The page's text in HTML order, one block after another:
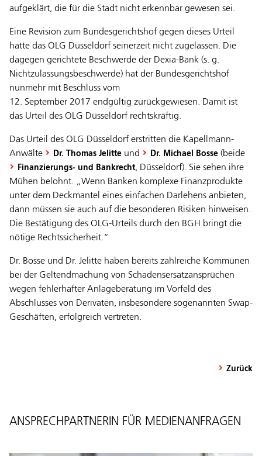
aufgeklärt, die für die Stadt nicht erkennbar gewesen sei.
Eine Revision zum Bundesgerichtshof gegen dieses Urteil
hatte das OLG Düsseldorf seinerzeit nicht zugelassen. Die
dagegen gerichtete Beschwerde der Dexia-Bank (s. g.
Nichtzulassungsbeschwerde) hat der Bundesgerichtshof
nunmehr mit Beschluss vom
12. September 2017 endgültig zurückgewiesen. Damit ist
das Urteil des OLG Düsseldorf rechtskräftig.
Das Urteil des OLG Düsseldorf erstritten die Kapellmann-
Anwälte
Dr. Thomas Jelitte und Dr. Michael Bosse (beide
Finanzierungs- und Bankrecht, Düsseldorf). Sie sehen ihre
Mühen belohnt. „Wenn Banken komplexe Finanzprodukte
unter dem Deckmantel eines einfachen Darlehens anbieten,
dann müssen sie auch auf die besonderen Risiken hinweisen.
Die Bestätigung des OLG-Urteils durch den BGH bringt die
nötige Rechtssicherheit.“
Dr. Bosse und Dr. Jelitte haben bereits zahlreiche Kommunen
bei der Geltendmachung von Schadensersatzansprüchen
wegen fehlerhafter Anlageberatung im Vorfeld des
Abschlusses von Derivaten, insbesondere sogenannten Swap-
Geschäften, erfolgreich vertreten.
Zurück
ANSPRECHPARTNERIN FÜR MEDIENANFRAGEN